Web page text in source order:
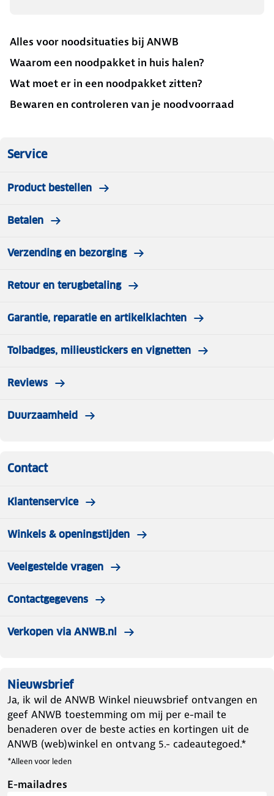
Alles voor noodsituaties bij ANWB
Waarom een noodpakket in huis halen?
Wat moet er in een noodpakket zitten?
Bewaren en controleren van je noodvoorraad
Service
Product bestellen
Betalen
Verzending en bezorging
Retour en terugbetaling
Garantie, reparatie en artikelklachten
Tolbadges, milieustickers en vignetten
Reviews
Duurzaamheid
Contact
Klantenservice
Winkels & openingstijden
Veelgestelde vragen
Contactgegevens
Verkopen via ANWB.nl
Nieuwsbrief
Ja, ik wil de ANWB Winkel nieuwsbrief ontvangen en
geef ANWB toestemming om mij per e-mail te
benaderen over de beste acties en kortingen uit de
ANWB (web)winkel en ontvang 5.- cadeautegoed.*
*Alleen voor leden
E-mailadres